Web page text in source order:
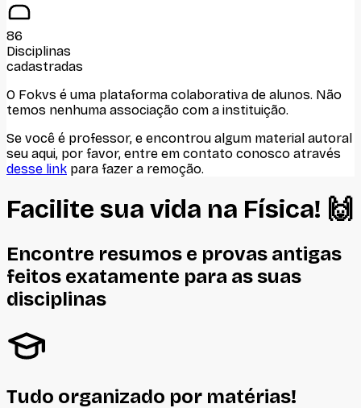
86
Disciplinas
cadastradas
O Fokvs é uma plataforma colaborativa de alunos. Não
temos nenhuma associação com a instituição.
Se você é professor, e encontrou algum material autoral
seu aqui, por favor, entre em contato conosco através
desse link para fazer a remoção.
Facilite sua vida na Física! 🙌
Encontre resumos e provas antigas
feitos exatamente para as suas
disciplinas
Tudo organizado por matérias!